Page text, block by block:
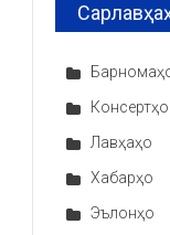
Консертҳо
Лавҳаҳо
Хабарҳо
Эълонҳо